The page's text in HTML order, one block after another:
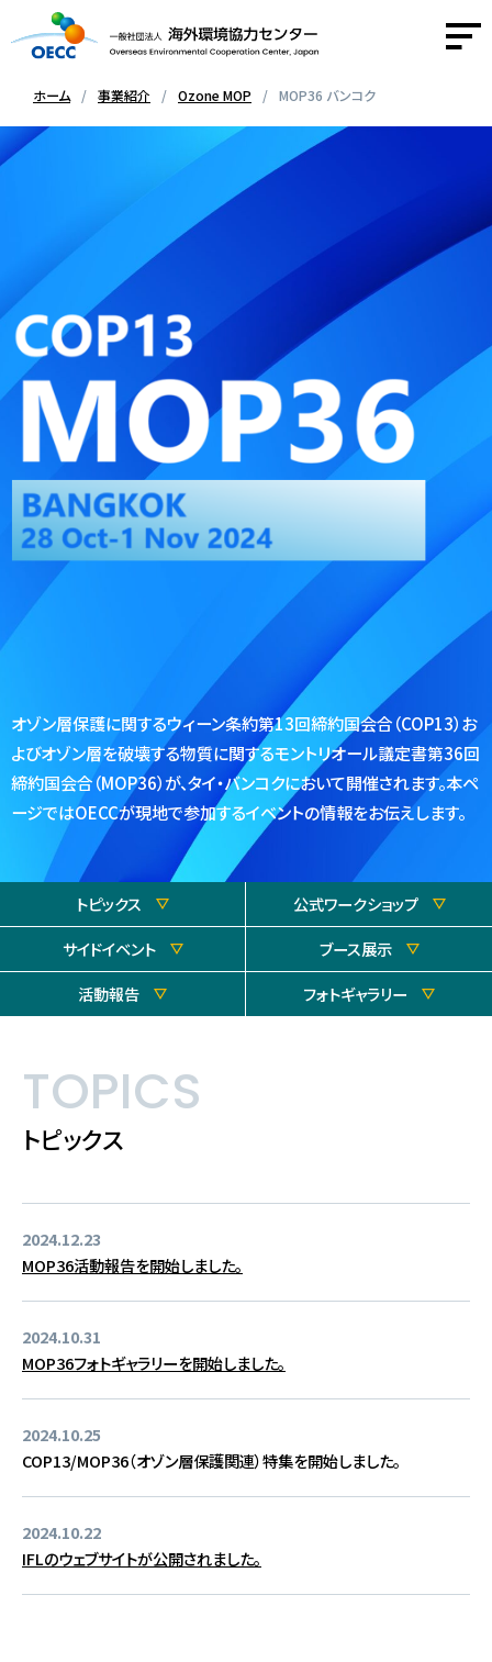
OECCについて
事業紹介
活動報告
採用情報
お問い合わせ
JA/EN
ホーム 事業紹介 Ozone MOP MOP36 バンコク
オゾン層保護に関するウィーン条約第13回締約国会合（COP13）お
よびオゾン層を破壊する物質に関するモントリオール議定書第36回
締約国会合（MOP36）が、タイ・バンコクにおいて開催されます。本ペ
ージではOECCが現地で参加するイベントの情報をお伝えします。
トピックス
公式ワークショップ
サイドイベント
ブース展示
活動報告
フォトギャラリー
TOPICS
トピックス
2024.12.23
MOP36活動報告を開始しました。
2024.10.31
MOP36フォトギャラリーを開始しました。
2024.10.25
COP13/MOP36（オゾン層保護関連）特集を開始しました。
2024.10.22
IFLのウェブサイトが公開されました。